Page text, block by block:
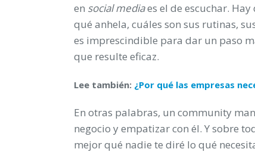
en social mediaes el de escuchar.
qué anhela, cuáles son sus rutinas,
es imprescindible para dar un paso
que resulte eficaz.
Lee también: ¿Por qué las empresas
En otras palabras, un community
negocio y empatizar con él. Y sobre
mejor qué nadie te diré lo qué